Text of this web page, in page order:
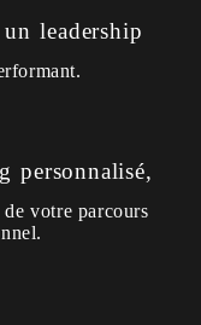
un leadership
personnalisé,
votre parcours